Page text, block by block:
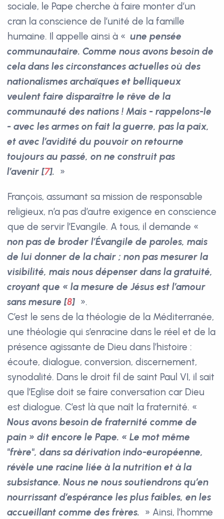
sociale, le Pape cherche à faire monter d’un
cran la conscience de l’unité de la famille
humaine. Il appelle ainsi à « une pensée
communautaire. Comme nous avons besoin de
cela dans les circonstances actuelles où des
nationalismes archaïques et belliqueux
veulent faire disparaître le rêve de la
communauté des nations ! Mais - rappelons-le
- avec les armes on fait la guerre, pas la paix,
et avec l’avidité du pouvoir on retourne
toujours au passé, on ne construit pas
l’avenir [7]. »
François, assumant sa mission de responsable
religieux, n’a pas d’autre exigence en conscience
que de servir l’Evangile. A tous, il demande «
non pas de broder l’Évangile de paroles, mais
de lui donner de la chair ; non pas mesurer la
visibilité, mais nous dépenser dans la gratuité,
croyant que « la mesure de Jésus est l’amour
sans mesure [8] ».
C’est le sens de la théologie de la Méditerranée,
une théologie qui s’enracine dans le réel et de la
présence agissante de Dieu dans l’histoire :
écoute, dialogue, conversion, discernement,
synodalité. Dans le droit fil de saint Paul VI, il sait
que l’Eglise doit se faire conversation car Dieu
est dialogue. C’est là que naît la fraternité. «
Nous avons besoin de fraternité comme de
pain » dit encore le Pape. « Le mot même
"frère", dans sa dérivation indo-européenne,
révèle une racine liée à la nutrition et à la
subsistance. Nous ne nous soutiendrons qu’en
nourrissant d’espérance les plus faibles, en les
accueillant comme des frères. » Ainsi, l’homme